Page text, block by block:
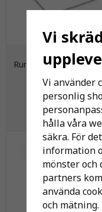
Nibe RTS 40
Rumsgivare/Inne-/
270 kr
KÖP
Vi
Vi använder
personlig
hålla våra
säkra. För
information
mönster och
partners
använda
och mätning.